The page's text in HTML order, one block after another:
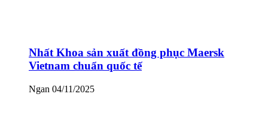
Nhất Khoa sản xuất đồng phục Maersk
Vietnam chuẩn quốc tế
Ngan 04/11/2025